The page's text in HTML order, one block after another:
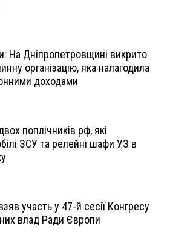
На Дніпропетровщині викрито
організацію, яка налагодила
доходами
поплічників рф, які
ЗСУ та релейні шафи УЗ в
участь у 47-й сесії Конгресу
влад Ради Європи